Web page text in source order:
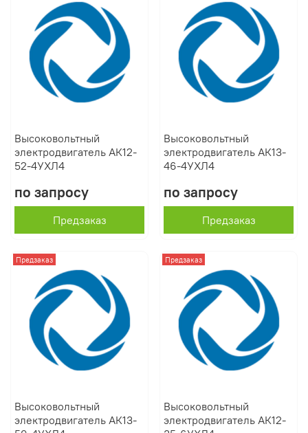
Высоковольтный
электродвигатель АК12-
52-4УХЛ4
по запросу
Предзаказ
Высоковольтный
электродвигатель АК13-
46-4УХЛ4
по запросу
Предзаказ
Предзаказ
Высоковольтный
электродвигатель АК13-
Предзаказ
Высоковольтный
электродвигатель АК12-